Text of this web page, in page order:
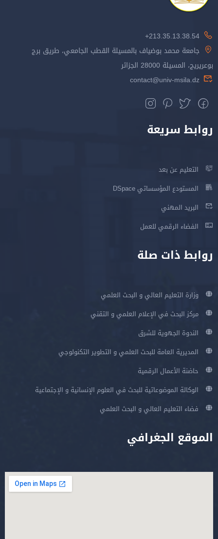
213.35.13.38.54+
جامعة محمد بوضياف بالمسيلة القطب الجامعي، طريق برج
بوعريريج، المسيلة 28000 الجزائر
contact@univ-msila.dz
روابط سريعة
التعليم عن بعد
المستودع المؤسساتي DSpace
البريد المهني
الفضاء الرقمي للعمل
روابط ذات صلة
وزارة التعليم العالي و البحث العلمي
مركز البحث في الإعلام العلمي و التقني
الندوة الجهوية للشرق
المديرية العامة للبحث العلمي و التطوير التكنولوجي
حاضنة الأعمال الرقمية
الوكالة الموضوعاتية للبحث في العلوم الإنسانية و الإجتماعية
فضاء التعليم العالي و البحث العلمي
الموقع الجغرافي